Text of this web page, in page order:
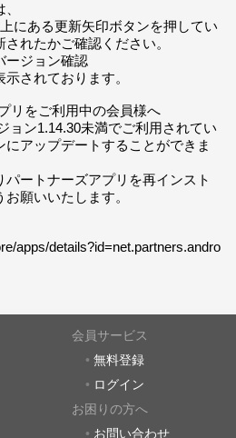
にある更新矢印ボタンを押してい
れたかご確認ください。
ージョン確認
されております。
リをご利用中の会員様へ
ョン1.14.30未満でご利用されてい
アップデートすることができま
ートナーズアプリを再インスト
願いいたします。
apps/details?id=net.partners.andro
会員サービス
無料登録
ログイン
お困りの方へ
お問い合わせ